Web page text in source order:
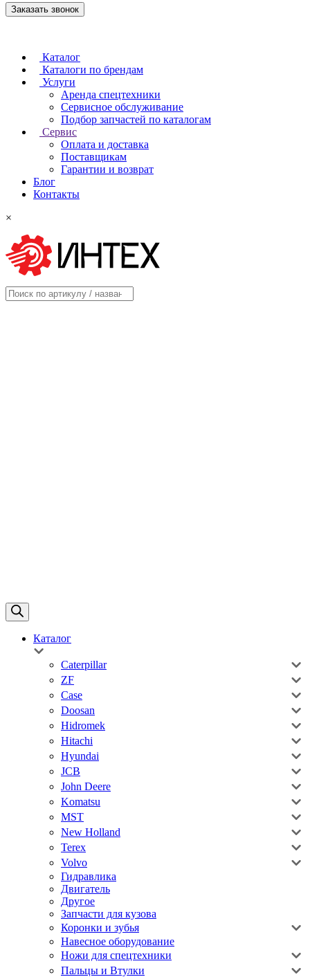
Заказать звонок
Каталог
Каталоги по брендам
Услуги
Аренда спецтехники
Сервисное обслуживание
Подбор запчастей по каталогам
Сервис
Оплата и доставка
Поставщикам
Гарантии и возврат
Блог
Контакты
×
Каталог
Caterpillar
ZF
Case
Doosan
Hidromek
Hitachi
Hyundai
JCB
John Deere
Komatsu
MST
New Holland
Terex
Volvo
Гидравлика
Двигатель
Другое
Запчасти для кузова
Коронки и зубья
Навесное оборудование
Ножи для спецтехники
Пальцы и Втулки